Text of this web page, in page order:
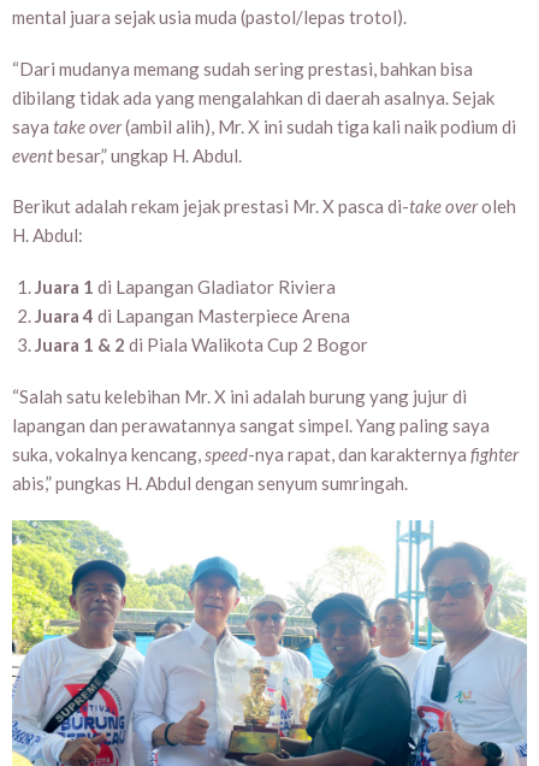
mental juara sejak usia muda (pastol/lepas trotol).
“Dari mudanya memang sudah sering prestasi, bahkan bisa
dibilang tidak ada yang mengalahkan di daerah asalnya. Sejak
saya take over(ambil alih), Mr. X ini sudah tiga kali naik podium di
eventbesar,” ungkap H. Abdul.
Berikut adalah rekam jejak prestasi Mr. X pasca di-take overoleh
H. Abdul:
Juara 1 di Lapangan Gladiator Riviera
Juara 4 di Lapangan Masterpiece Arena
Juara 1 & 2 di Piala Walikota Cup 2 Bogor
“Salah satu kelebihan Mr. X ini adalah burung yang jujur di
lapangan dan perawatannya sangat simpel. Yang paling saya
suka, vokalnya kencang,speed-nya rapat, dan karakternya fighter
abis,” pungkas H. Abdul dengan senyum sumringah.